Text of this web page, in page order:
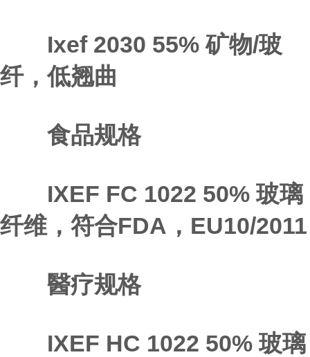
Ixef 2030 55% 矿物/玻
纤，低翘曲
食品规格
IXEF FC 1022 50% 玻璃
纤维，符合FDA，EU10/2011
醫疗规格
IXEF HC 1022 50% 玻璃